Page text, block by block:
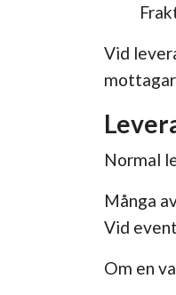
Vid
Normal
Många
Vid
Om en